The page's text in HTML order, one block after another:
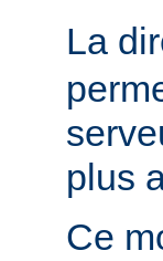
La
plus
Ce